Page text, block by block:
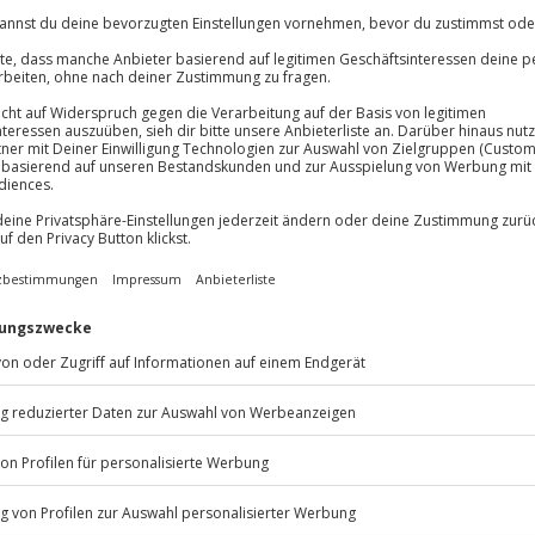
Anzahl der Teilnehmer
1 Person
Begrüßungsgetränk
4-Gänge-Menü (auf
oder vegan - bitte
Veranstalter spätestens
Termin per E-Mail)
inbegriffen
Unsere Geschenkboxen
DEAL